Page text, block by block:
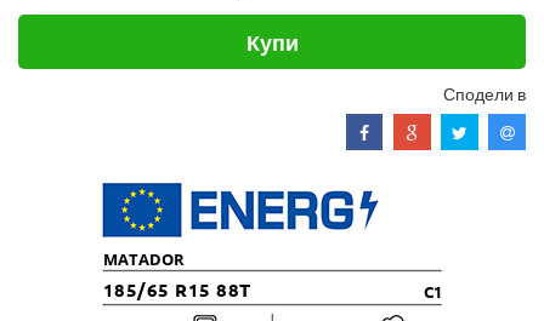
Купи
Сподели в
MATADOR
185/65 R15 88T C1